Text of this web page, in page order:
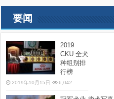
要闻
2019
CKU 全犬
种组别排
行榜
2019年10月15日 6,042